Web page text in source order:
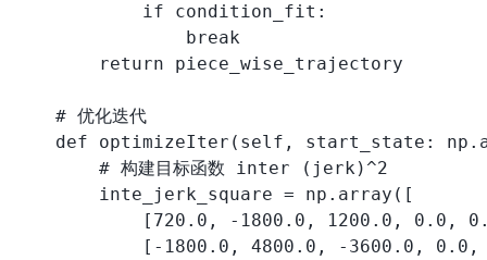
            if condition_fit:
                break
        return piece_wise_trajectory
    # 优化迭代
def optimizeIter(self, start_state:
        # 构建目标函数 inter (jerk)^2
        inte_jerk_square = np.array([
[720.0, -1800.0, 1200.0, 0.0,
[-1800.0, 4800.0, -3600.0, 0.0,